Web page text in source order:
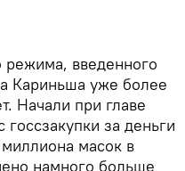
режима, введенного
Кариньша уже более
Начали при главе
за деньги
масок в
намного больше